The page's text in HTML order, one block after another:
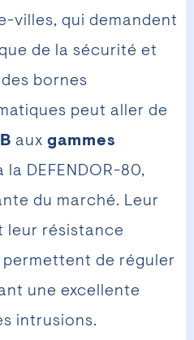
villes, qui demandent
de la sécurité et
bornes
peut aller de
aux gammes
la DEFENDOR-80,
du marché. Leur
leur résistance
de réguler
une excellente
intrusions.